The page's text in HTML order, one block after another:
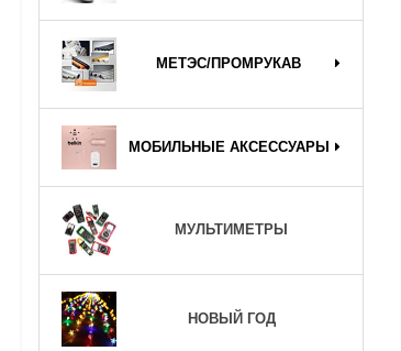
МЕТЭС/ПРОМРУКАВ
МОБИЛЬНЫЕ АКСЕССУАРЫ
МУЛЬТИМЕТРЫ
НОВЫЙ ГОД